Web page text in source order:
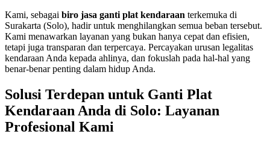
Kami, sebagai biro jasa ganti plat kendaraan terkemuka di
Surakarta (Solo), hadir untuk menghilangkan semua beban tersebut.
Kami menawarkan layanan yang bukan hanya cepat dan efisien,
tetapi juga transparan dan terpercaya. Percayakan urusan legalitas
kendaraan Anda kepada ahlinya, dan fokuslah pada hal-hal yang
benar-benar penting dalam hidup Anda.
Solusi Terdepan untuk Ganti Plat
Kendaraan Anda di Solo: Layanan
Profesional Kami